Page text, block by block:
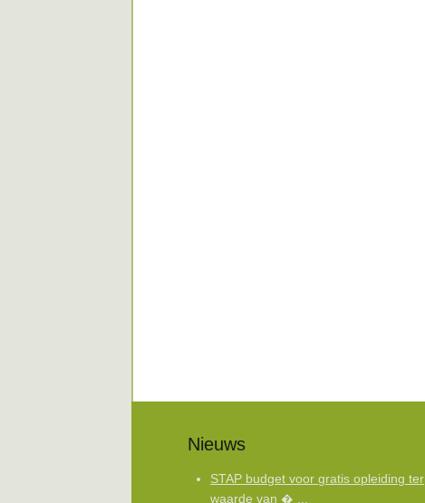
Nieuws
STAP budget voor gratis opleiding ter
waarde van � ...